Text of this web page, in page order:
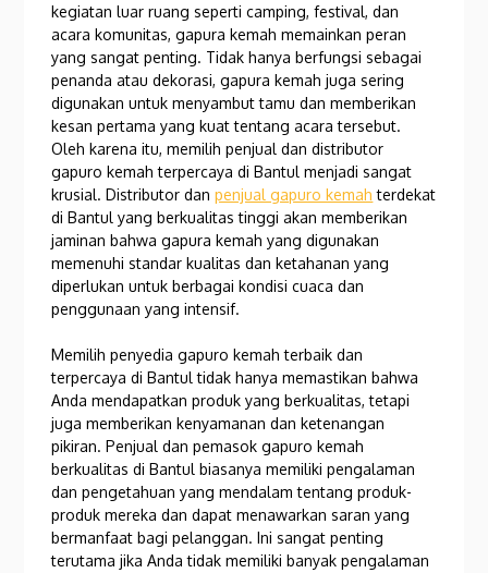
kegiatan luar ruang seperti camping, festival, dan
acara komunitas, gapura kemah memainkan peran
yang sangat penting. Tidak hanya berfungsi sebagai
penanda atau dekorasi, gapura kemah juga sering
digunakan untuk menyambut tamu dan memberikan
kesan pertama yang kuat tentang acara tersebut.
Oleh karena itu, memilih penjual dan distributor
gapuro kemah terpercaya di Bantul menjadi sangat
krusial. Distributor danpenjual gapuro kemah terdekat
di Bantul yang berkualitas tinggi akan memberikan
jaminan bahwa gapura kemah yang digunakan
memenuhi standar kualitas dan ketahanan yang
diperlukan untuk berbagai kondisi cuaca dan
penggunaan yang intensif.
Memilih penyedia gapuro kemah terbaik dan
terpercaya di Bantul tidak hanya memastikan bahwa
Anda mendapatkan produk yang berkualitas, tetapi
juga memberikan kenyamanan dan ketenangan
pikiran. Penjual dan pemasok gapuro kemah
berkualitas di Bantul biasanya memiliki pengalaman
dan pengetahuan yang mendalam tentang produk-
produk mereka dan dapat menawarkan saran yang
bermanfaat bagi pelanggan. Ini sangat penting
terutama jika Anda tidak memiliki banyak pengalaman